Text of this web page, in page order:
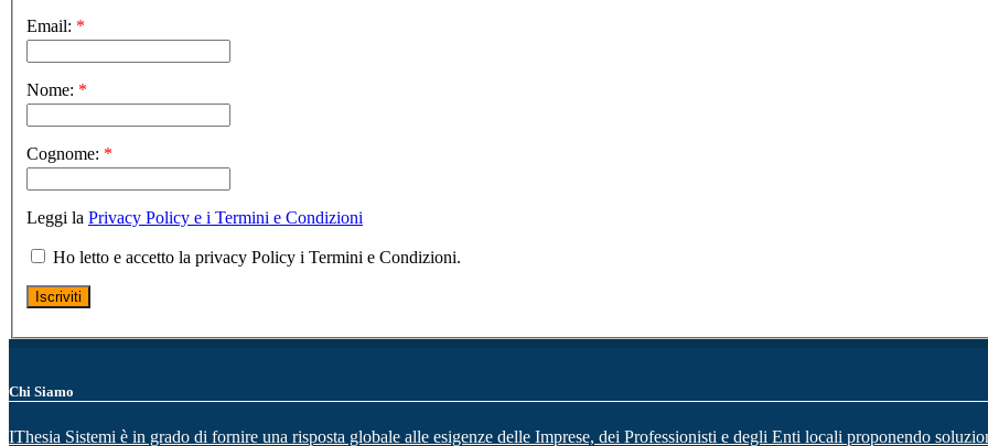
Email: *
Nome: *
Cognome: *
Leggi la Privacy Policy e i Termini e Condizioni
Ho letto e accetto la privacy Policy i Termini e Condizioni.
Chi Siamo
IThesia Sistemi è in grado di fornire una risposta globale alle esigenze delle Imprese, dei Professionisti e degli Enti locali proponendo